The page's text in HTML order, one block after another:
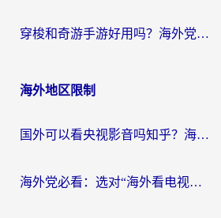
穿梭和奇游手游好用吗？海外党亲测3款回国加速器，附蜜蜂加速器七天试用攻略
海外地区限制
国外可以看央视影音吗知乎？海外党亲测有效的回国加速方案
海外党必看：选对“海外看电视剧软件”，再也不用愁国内剧刷不了